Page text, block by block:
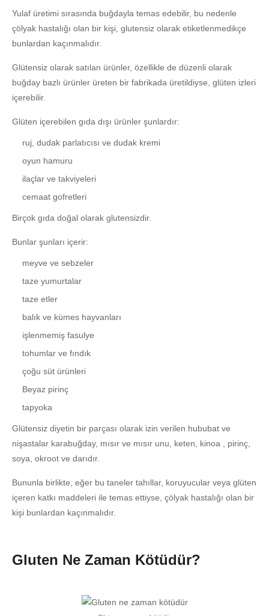
Yulaf üretimi sırasında buğdayla temas edebilir, bu nedenle
çölyak hastalığı olan bir kişi, glutensiz olarak etiketlenmedikçe
bunlardan kaçınmalıdır.
Glütensiz olarak satılan ürünler, özellikle de düzenli olarak
buğday bazlı ürünler üreten bir fabrikada üretildiyse, glüten izleri
içerebilir.
Glüten içerebilen gıda dışı ürünler şunlardır:
ruj, dudak parlatıcısı ve dudak kremi
oyun hamuru
ilaçlar ve takviyeleri
cemaat gofretleri
Birçok gıda doğal olarak glutensizdir.
Bunlar şunları içerir:
meyve ve sebzeler
taze yumurtalar
taze etler
balık ve kümes hayvanları
işlenmemiş fasulye
tohumlar ve fındık
çoğu süt ürünleri
Beyaz pirinç
tapyoka
Glütensiz diyetin bir parçası olarak izin verilen hububat ve
nişastalar karabuğday, mısır ve mısır unu, keten, kinoa , pirinç,
soya, okroot ve darıdır.
Bununla birlikte, eğer bu taneler tahıllar, koruyucular veya glüten
içeren katkı maddeleri ile temas ettiyse, çölyak hastalığı olan bir
kişi bunlardan kaçınmalıdır.
Gluten Ne Zaman Kötüdür?